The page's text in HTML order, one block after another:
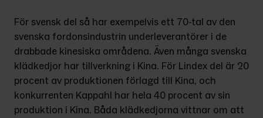
För svensk del så har exempelvis ett 70-tal av den
svenska fordons­industrin underleverantörer i de
drabbade kinesiska områdena. Även många svenska
klädkedjor har till­verkning i Kina. För Lindex del är 20
procent av produktionen förlagd till Kina, och
konkurrenten Kappahl har hela 40 procent av sin
produktion i Kina. Båda klädkedjorna vittnar om att